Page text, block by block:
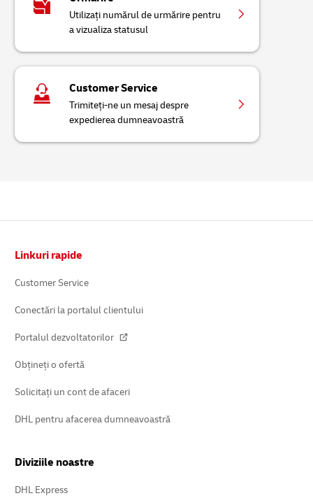
Utilizați numărul de urmărire pentru
a vizualiza statusul
Customer Service
Trimiteți-ne un mesaj despre
expedierea dumneavoastră
Linkuri rapide
Customer Service
Conectări la portalul clientului
Portalul dezvoltatorilor
Obțineți o ofertă
Solicitați un cont de afaceri
DHL pentru afacerea dumneavoastră
Diviziile noastre
DHL Express